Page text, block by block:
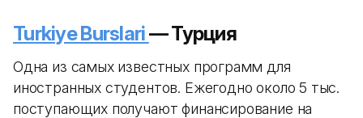
Turkiye Burslari— Турция
Одна из самых известных программ для
иностранных студентов. Ежегодно около 5 тыс.
поступающих получают финансирование на